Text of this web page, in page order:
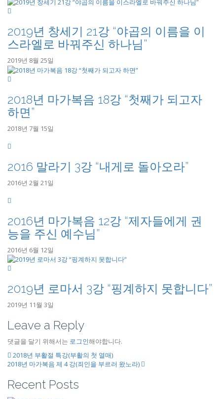
2019년 창세기 21강 “야곱의 이름을 이
스라엘로 바꿔주신 하나님”
2019년 8월 25일
2018년 마가복음 18강 “첫째가 되고자
하면”
2018년 7월 15일
2016 말라기 3강 “내게로 돌아오라”
2016년 2월 21일
2016년 마가복음 12강 “제자들에게 권
능을 주신 예수님”
2016년 6월 12일
2019년 로마서 3강 “핑계하지 못합니다”
2019년 11월 3일
Leave a Reply
댓글을 달기 위해서는 로그인해야합니다.
2018년 부활절 특강(부활의 첫 열매)
2018년 마가복음 제 4 강(죄인을 부르러 왔노라)
Recent Posts